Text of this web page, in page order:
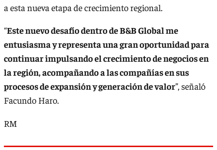
a esta nueva etapa de crecimiento regional.
“Este nuevo desafío dentro de B&B Global me
entusiasma y representa una gran oportunidad para
continuar impulsando el crecimiento de negocios en
la región, acompañando a las compañías en sus
procesos de expansión y generación de valor”, señaló
Facundo Haro.
RM